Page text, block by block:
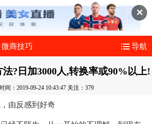
✕
微商技巧 导航
?日加3000人,转换率或90%以上!
间：2019-09-24 10:43:47 关注：379
由反感到好奇